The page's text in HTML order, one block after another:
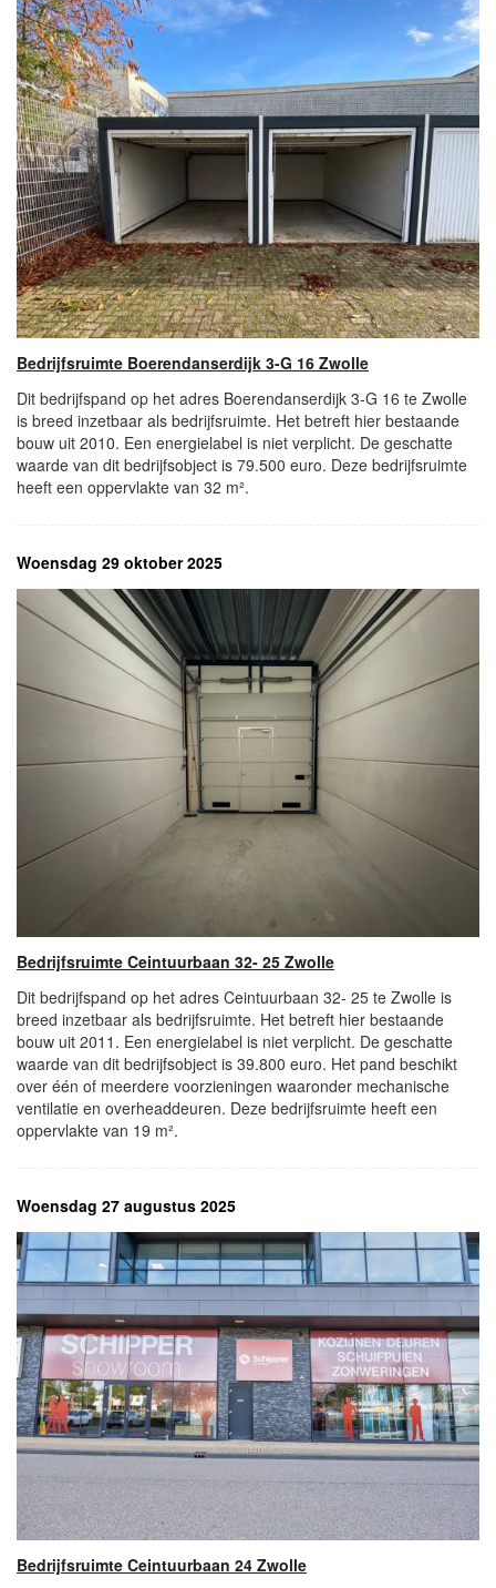
Bedrijfsruimte Boerendanserdijk 3-G 16 Zwolle
Dit bedrijfspand op het adres Boerendanserdijk 3-G 16 te Zwolle
is breed inzetbaar als bedrijfsruimte. Het betreft hier bestaande
bouw uit 2010. Een energielabel is niet verplicht. De geschatte
waarde van dit bedrijfsobject is 79.500 euro. Deze bedrijfsruimte
heeft een oppervlakte van 32 m².
Woensdag 29 oktober 2025
Bedrijfsruimte Ceintuurbaan 32- 25 Zwolle
Dit bedrijfspand op het adres Ceintuurbaan 32- 25 te Zwolle is
breed inzetbaar als bedrijfsruimte. Het betreft hier bestaande
bouw uit 2011. Een energielabel is niet verplicht. De geschatte
waarde van dit bedrijfsobject is 39.800 euro. Het pand beschikt
over één of meerdere voorzieningen waaronder mechanische
ventilatie en overheaddeuren. Deze bedrijfsruimte heeft een
oppervlakte van 19 m².
Woensdag 27 augustus 2025
Bedrijfsruimte Ceintuurbaan 24 Zwolle